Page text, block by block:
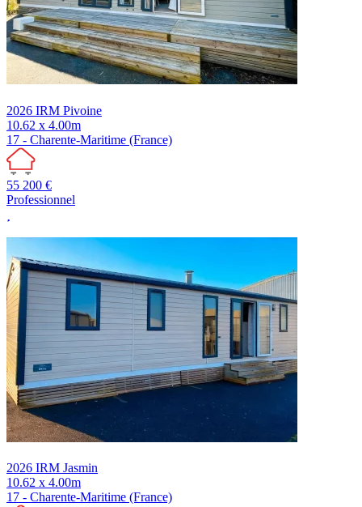
2026 IRM Pivoine
10.62 x 4.00m
17 - Charente-Maritime (France)
55 200 €
Professionnel
2026 IRM Jasmin
10.62 x 4.00m
17 - Charente-Maritime (France)